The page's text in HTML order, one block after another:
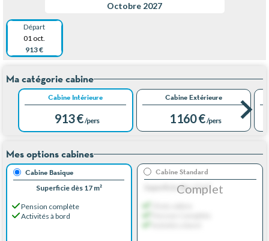
Octobre 2027
Départ
01 oct.
913 €
Ma catégorie cabine
Cabine Intérieure
913 € /pers
Cabine Extérieure
1 160 € /pers
Mes options cabines
Cabine Basique
Superficie dès 17 m²
Pension complète
Activités à bord
Cabine Standard
Superficie dès 17 m²
Complet